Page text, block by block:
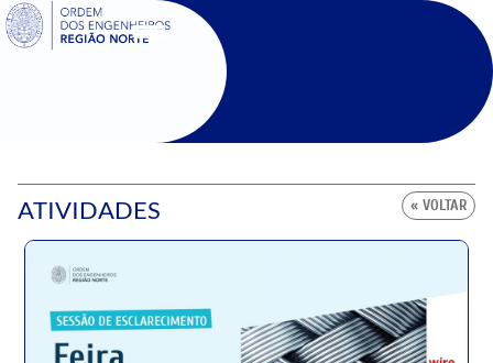
SIGOE
« VOLTAR
ATIVIDADES